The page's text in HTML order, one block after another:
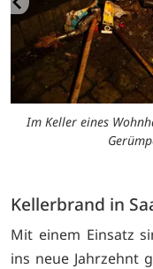
Im Keller eines
Kellerbrand in
Mit einem Einsatz
ins neue Jahrzehnt